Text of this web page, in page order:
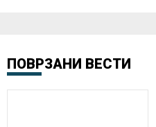
ПОВРЗАНИ ВЕСТИ